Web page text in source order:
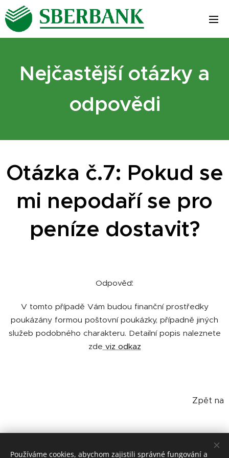
Nejčastější otázky a
odpovědi
Otázka č.7: Pokud se
mi nepodaří se pro
peníze dostavit?
Odpověď:
V tomto případě Vám budou finanční prostředky
poukázány formou poštovní poukázky, případně jiných
služeb podobného charakteru. Detailní popis naleznete
zde viz odkaz
Zpět na
Otázky a odpovědi
Používáme cookies, abychom zajistili správné fungování a